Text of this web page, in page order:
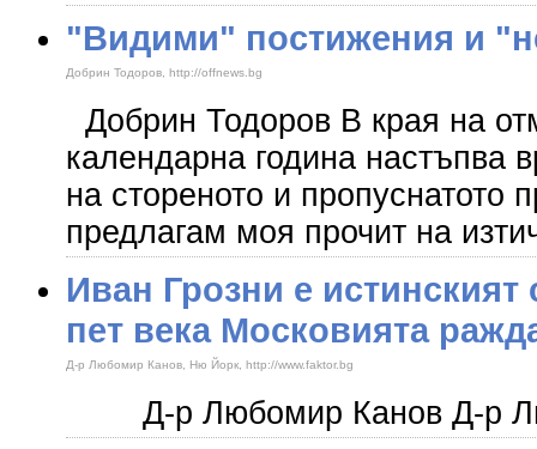
"Видими" постижения и
Добрин Тодоров, http://offnews.bg
Добрин Тодоров В края на
календарна година настъпва
на стореното и пропуснатото
предлагам моя прочит на
Иван Грозни е истинският
пет века Московията
Д-р Любомир Канов, Ню Йорк, http://www.faktor.bg
Д-р Любомир Канов Д-р